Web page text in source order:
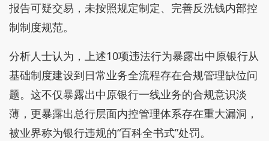
报告可疑交易，未按照规定制定、完善反洗钱内部控
制制度规范。
分析人士认为，上述10项违法行为暴露出中原银行从
基础制度建设到日常业务全流程存在合规管理缺位问
题。这不仅暴露出中原银行一线业务的合规意识淡
薄，更暴露出总行层面内控管理体系存在重大漏洞，
被业界称为银行违规的“百科全书式”处罚。